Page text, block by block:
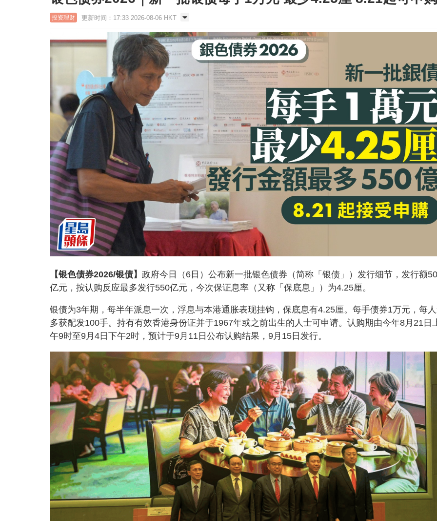
投资理财 更新时间：17:33 2026-08-06 HKT
【银色债券2026/银债】 政府今日（6日）公布新一批银色债券（简称「银债」）发行细节，发行额
亿元，按认购反应最多发行550亿元，今次保证息率（又称「保底息」）为4.25厘。
银债为3年期，每半年派息一次，浮息与本港通胀表现挂钩，保底息有4.25厘。每手债券1万元，每
多获配发100手。持有有效香港身份证并于1967年或之前出生的人士可申请。认购期由今年8月21日
午9时至9月4日下午2时，预计于9月11日公布认购结果，9月15日发行。